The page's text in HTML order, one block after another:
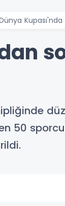
Kupası'nda
50